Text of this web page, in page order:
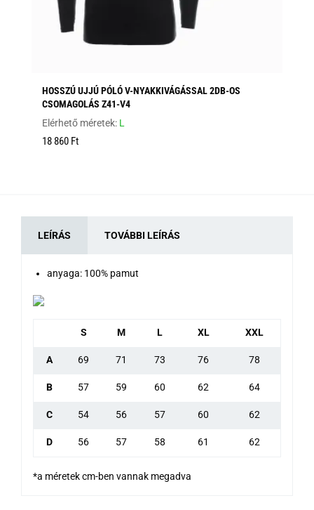
HOSSZÚ UJJÚ PÓLÓ V-NYAKKIVÁGÁSSAL 2DB-OS
CSOMAGOLÁS Z41-V4
Elérhető méretek: L
18 860 Ft
LEÍRÁS TOVÁBBI LEÍRÁS
anyaga: 100% pamut
S M L XL XXL
A 69 71 73 76 78
B 57 59 60 62 64
C 54 56 57 60 62
D 56 57 58 61 62
*a méretek cm-ben vannak megadva